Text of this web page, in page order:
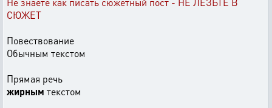
СЮЖЕТ
Повествование
Обычным текстом
Прямая речь
жирным текстом